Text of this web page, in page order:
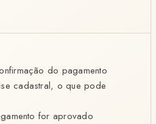
do pagamento
cadastral, o que pode
for aprovado